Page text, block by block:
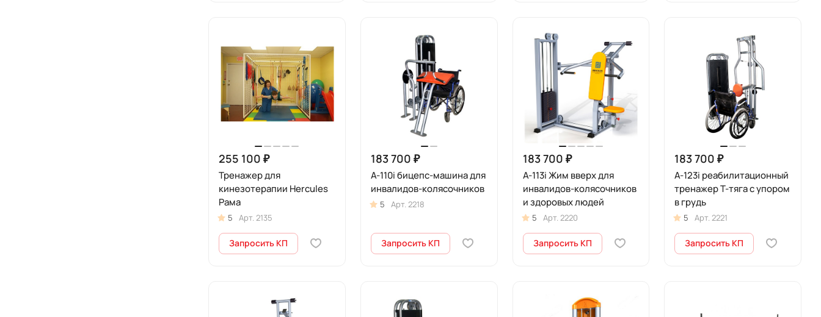
255 100 ₽
Тренажер для
кинезотерапии Hercules
Рама
5 Арт. 2135
Запросить КП
183 700 ₽
А-110i бицепс-машина для
инвалидов-колясочников
5 Арт. 2218
Запросить КП
183 700 ₽
А-113i Жим вверх для
инвалидов-колясочников
и здоровых людей
5 Арт. 2220
Запросить КП
183 700 ₽
А-123i реабилитационный
тренажер Т-тяга с упором
в грудь
5 Арт.2221
Запросить КП